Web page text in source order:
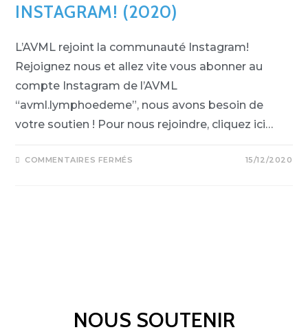
INSTAGRAM! (2020)
L’AVML rejoint la communauté Instagram!
Rejoignez nous et allez vite vous abonner au
compte Instagram de l’AVML
“avml.lymphoedeme”, nous avons besoin de
votre soutien ! Pour nous rejoindre, cliquez ici…
COMMENTAIRES FERMÉS 15/12/2020
NOUS SOUTENIR